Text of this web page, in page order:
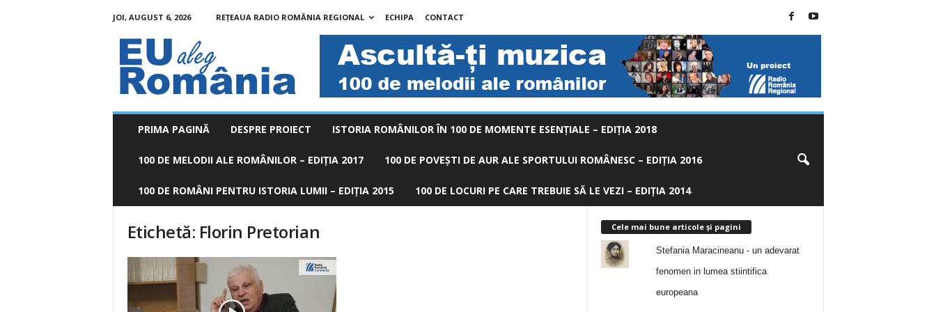
JOI, AUGUST 6, 2026 REȚEAUA RADIO ROMÂNIA REGIONAL ECHIPA
CONTACT
aleg
România
PRIMA PAGINĂ DESPRE PROIECT ISTORIA ROMÂNILOR ÎN 100 DE MOMENTE ESENŢIALE – EDIŢIA 2018
100 DE MELODII ALE ROMÂNILOR – EDIȚIA 2017 100 DE POVEŞTI DE AUR ALE SPORTULUI ROMÂNESC – EDIȚIA 2016
100 DE ROMÂNI PENTRU ISTORIA LUMII – EDIȚIA 2015 100 DE LOCURI PE CARE TREBUIE SĂ LE VEZI – EDIȚIA 2014
Etichetă: Florin Pretorian Cele mai bune articole și pagini
Stefania Maracineanu - un adevarat
fenomen in lumea stiintifica
europeana